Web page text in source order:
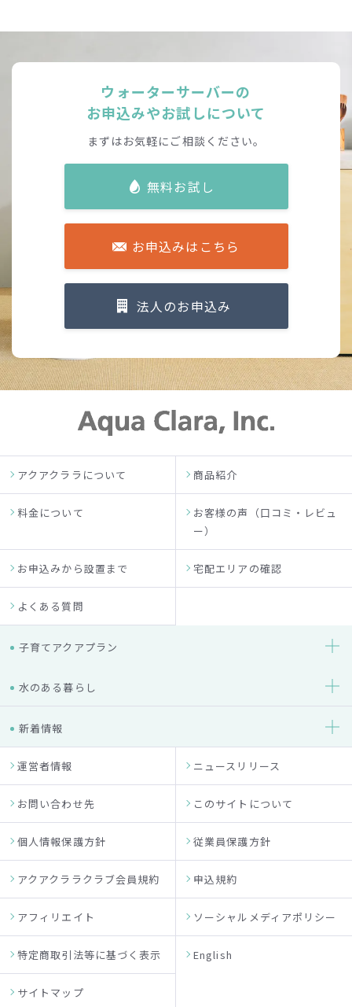
ウォーターサーバーの
お申込みやお試しについて
まずはお気軽にご相談ください。
無料お試し
お申込みはこちら
法人のお申込み
アクアクララについて 商品紹介
料金について
お客様の声（口コミ・レビュ
ー）
お申込みから設置まで 宅配エリアの確認
よくある質問
子育てアクアプラン
水のある暮らし
新着情報
運営者情報 ニュースリリース
お問い合わせ先 このサイトについて
個人情報保護方針 従業員保護方針
アクアクララクラブ会員規約 申込規約
アフィリエイト ソーシャルメディアポリシー
特定商取引法等に基づく表示 English
サイトマップ